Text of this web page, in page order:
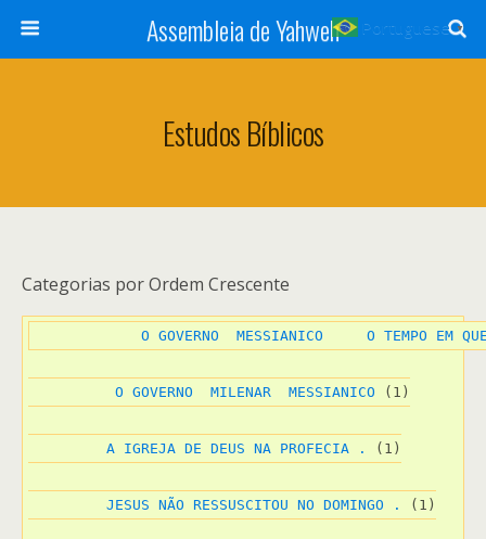
Assembleia de Yahweh
Estudos Bíblicos
Categorias por Ordem Crescente
O GOVERNO  MESSIANICO     O TEMPO EM QUE
O GOVERNO  MILENAR  MESSIANICO (1)
A IGREJA DE DEUS NA PROFECIA . (1)
JESUS NÃO RESSUSCITOU NO DOMINGO . (1)
Portuguese ▼